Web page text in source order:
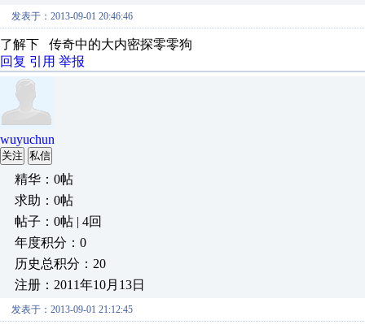
发表于：2013-09-01 20:46:46
了解下 传奇中的大内密探零零狗
回复 引用 举报
wuyuchun
关注 私信
精华：0帖
求助：0帖
帖子：0帖 | 4回
年度积分：0
历史总积分：20
注册：2011年10月13日
发表于：2013-09-01 21:12:45